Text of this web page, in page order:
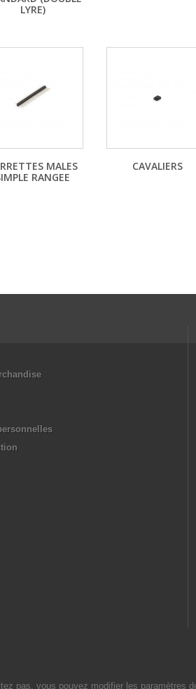
LYRE)
MALES
RANGEE
CAVALIERS
pas, vous pouvez modifier les paramètres